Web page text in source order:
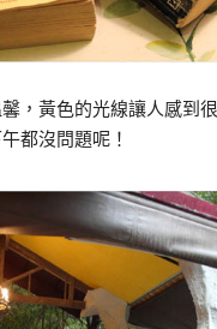
，黃色的光線讓人感到
都沒問題呢！